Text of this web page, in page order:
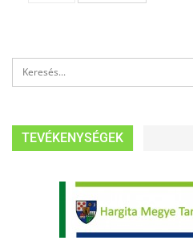
TEVÉKENYSÉGEK